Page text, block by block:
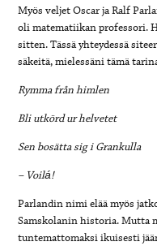
Myös veljet Oscar ja Ralf
oli matematiikan professori.
sitten. Tässä yhteydessä
säkeitä, mielessäni tämä
Rymma från himlen
Bli utkörd ur helvetet
Sen bosätta sig i Grankulla
– Voilá!
Parlandin nimi elää myös
Samskolanin historia. Mutta
tuntemattomaksi ikuisesti